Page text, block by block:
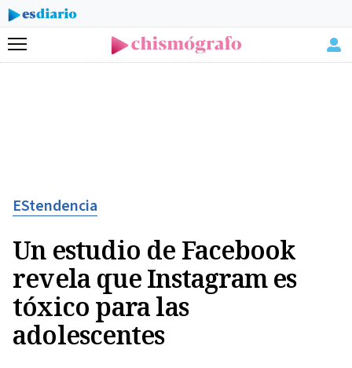
Menú
EStendencia
Un estudio de Facebook
revela que Instagram es
tóxico para las
adolescentes